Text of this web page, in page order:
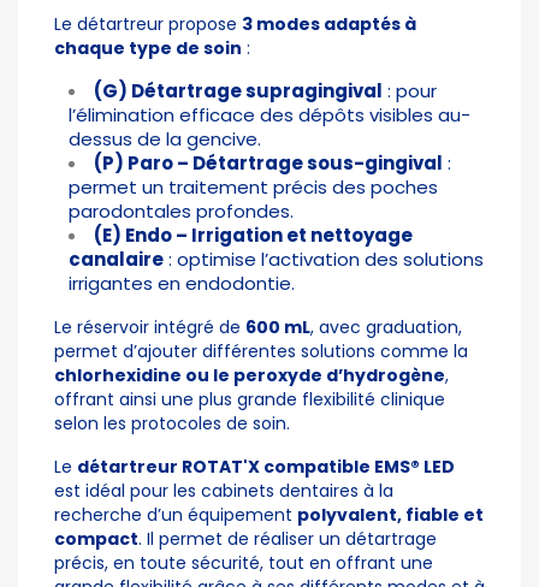
Le détartreur propose 3 modes adaptés à
chaque type de soin :
(G) Détartrage supragingival : pour
l’élimination efficace des dépôts visibles au-
dessus de la gencive.
(P) Paro – Détartrage sous-gingival :
permet un traitement précis des poches
parodontales profondes.
(E) Endo – Irrigation et nettoyage
canalaire: optimise l’activation des solutions
irrigantes en endodontie.
Le réservoir intégré de 600 mL, avec graduation,
permet d’ajouter différentes solutions comme la
chlorhexidine ou le peroxyde d’hydrogène,
offrant ainsi une plus grande flexibilité clinique
selon les protocoles de soin.
Le détartreur ROTAT'X compatible EMS® LED
est idéal pour les cabinets dentaires à la
recherche d’un équipement polyvalent, fiable et
compact. Il permet de réaliser un détartrage
précis, en toute sécurité, tout en offrant une